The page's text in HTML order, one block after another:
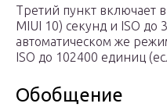
Третий пункт включает
MIUI 10) секунд и ISO до
автоматическом же
ISO до 102400 единиц
Обобщение